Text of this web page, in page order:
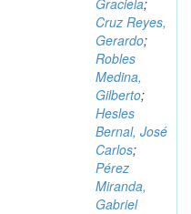
Graciela;
Cruz Reyes,
Gerardo;
Robles
Medina,
Gilberto;
Hesles
Bernal, José
Carlos;
Pérez
Miranda,
Gabriel